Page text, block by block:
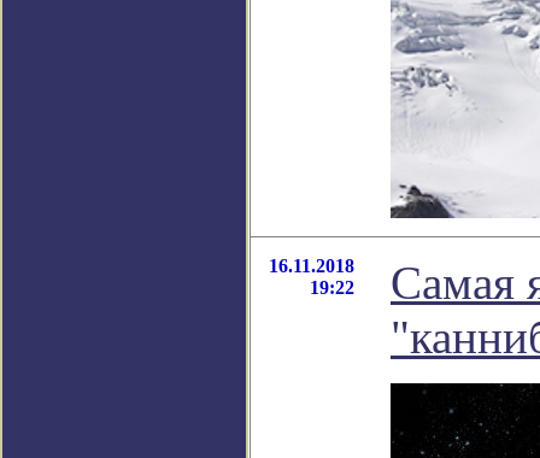
16.11.2018
19:22
Самая